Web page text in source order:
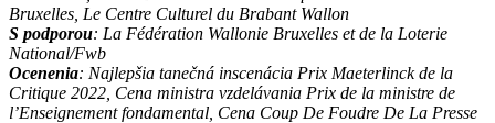
Bruxelles, Le Centre Culturel du Brabant Wallon
S podporou: La Fédération Wallonie Bruxelles et de la Loterie
National/Fwb
Ocenenia: Najlepšia tanečná inscenácia Prix Maeterlinck de la
Critique 2022, Cena ministra vzdelávania Prix de la ministre de
l’Enseignement fondamental, Cena Coup De Foudre De La Presse